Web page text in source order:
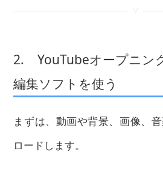
2. YouTubeオープニン
編集ソフトを使う
まずは、動画や背景、画像、
ロードします。